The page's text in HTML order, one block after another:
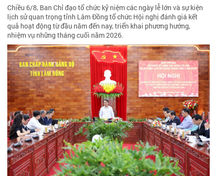
Chiều 6/8, Ban Chỉ đạo tổ chức kỷ niệm các ngày lễ lớn và sự kiện
lịch sử quan trọng tỉnh Lâm Đồng tổ chức Hội nghị đánh giá kết
quả hoạt động từ đầu năm đến nay, triển khai phương hướng,
nhiệm vụ những tháng cuối năm 2026.